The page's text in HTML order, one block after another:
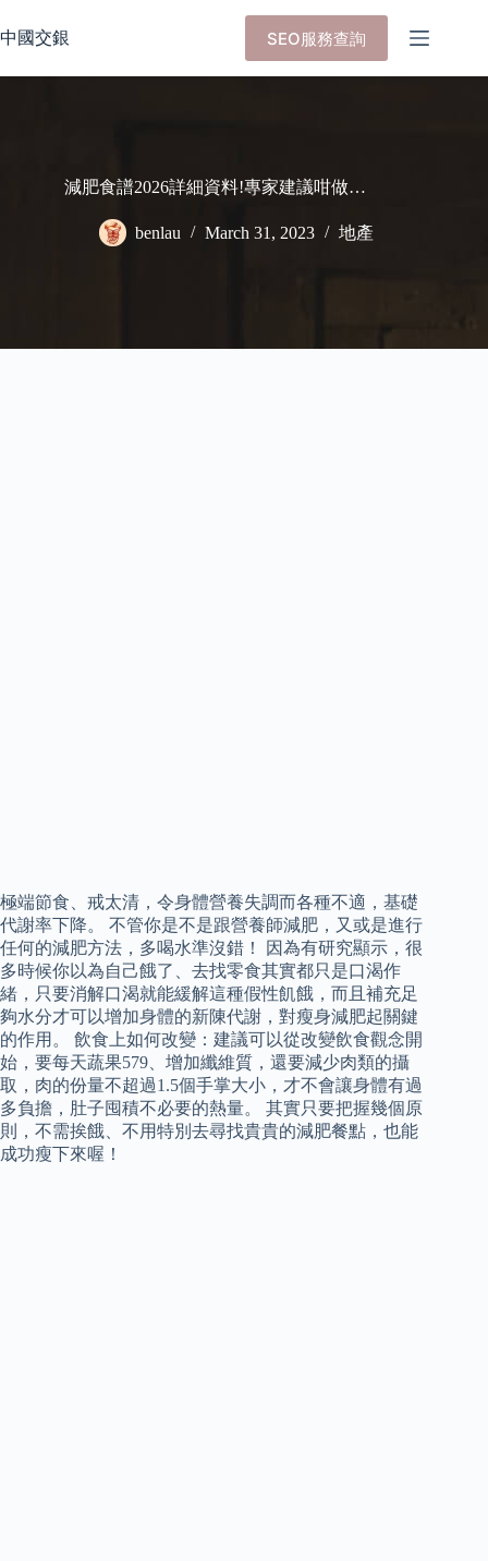
to
content
中國交銀 SEO服務查詢
減肥食譜2026詳細資料!專家建議咁做…
benlau March 31, 2023 地產
極端節食、戒太清，令身體營養失調而各種不適，基礎
代謝率下降。 不管你是不是跟營養師減肥，又或是進行
任何的減肥方法，多喝水準沒錯！ 因為有研究顯示，很
多時候你以為自己餓了、去找零食其實都只是口渴作
緒，只要消解口渴就能緩解這種假性飢餓，而且補充足
夠水分才可以增加身體的新陳代謝，對瘦身減肥起關鍵
的作用。 飲食上如何改變：建議可以從改變飲食觀念開
始，要每天蔬果579、增加纖維質，還要減少肉類的攝
取，肉的份量不超過1.5個手掌大小，才不會讓身體有過
多負擔，肚子囤積不必要的熱量。 其實只要把握幾個原
則，不需挨餓、不用特別去尋找貴貴的減肥餐點，也能
成功瘦下來喔！